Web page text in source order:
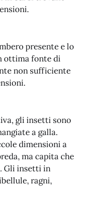
presente e lo
ottima fonte di
non sufficiente
gli insetti sono
a galla.
dimensioni a
ma capita che
Gli insetti in
ragni,